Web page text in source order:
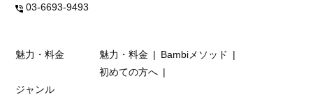
03-6693-9493
魅力・料金 魅力・料金
Bambiメソッド
初めての方へ
ジャンル